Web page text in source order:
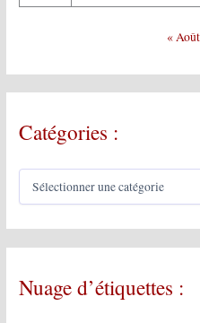
« Août
Catégories :
C
é
g
rNuage d’étiquettes :